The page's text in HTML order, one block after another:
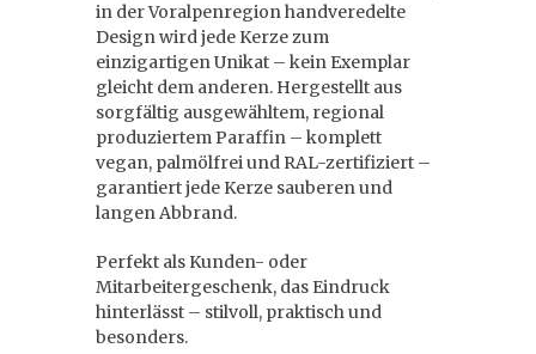
in der Voralpenregion handveredelte
Design wird jede Kerze zum
einzigartigen Unikat – kein Exemplar
gleicht dem anderen. Hergestellt aus
sorgfältig ausgewähltem, regional
produziertem Paraffin – komplett
vegan, palmölfrei und RAL-zertifiziert –
garantiert jede Kerze sauberen und
langen Abbrand.
Perfekt als Kunden- oder
Mitarbeitergeschenk, das Eindruck
hinterlässt – stilvoll, praktisch und
besonders.